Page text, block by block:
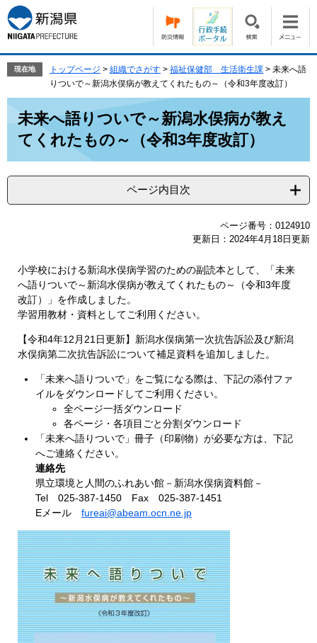
ー
ジ
の
で
す。
ニ
ュ
ー
ば
現在地 トップページ > 組織でさがす > 福祉保健部 生活衛生課 > 未来へ語
りついで～新潟水俣病が教えてくれたもの～（令和3年度改訂）
未来へ語りついで～新潟水俣病が教え
てくれたもの～（令和3年度改訂）
ページ内目次
ページ番号：0124910
更新日：2024年4月18日更新
小学校における新潟水俣病学習のための副読本として、「未来
へ語りついで～新潟水俣病が教えてくれたもの～（令和3年度
改訂）」を作成しました。
学習用教材・資料としてご利用ください。
【令和4年12月21日更新】新潟水俣病第一次抗告訴訟及び新潟
水俣病第二次抗告訴訟について補足資料を追加しました。
「未来へ語りついで」をご覧になる際は、下記の添付ファ
イルをダウンロードしてご利用ください。
全ページ一括ダウンロード
各ページ・各項目ごと分割ダウンロード
「未来へ語りついで」冊子（印刷物）が必要な方は、下記
へご連絡ください。
連絡先
県立環境と人間のふれあい館－新潟水俣病資料館－
Tel 025-387-1450 Fax 025-387-1451
Eメール fureai@abeam.ocn.ne.jp